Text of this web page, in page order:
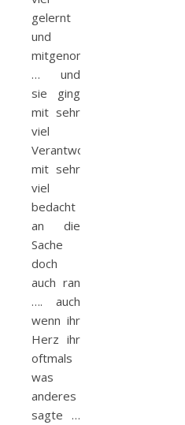
gelernt
und
mitgenommen
… und
sie ging
mit sehr
viel
Verantwortungsbewusstsein,
mit sehr
viel
bedacht
an die
Sache
doch
auch ran
…. auch
wenn ihr
Herz ihr
oftmals
was
anderes
sagte …